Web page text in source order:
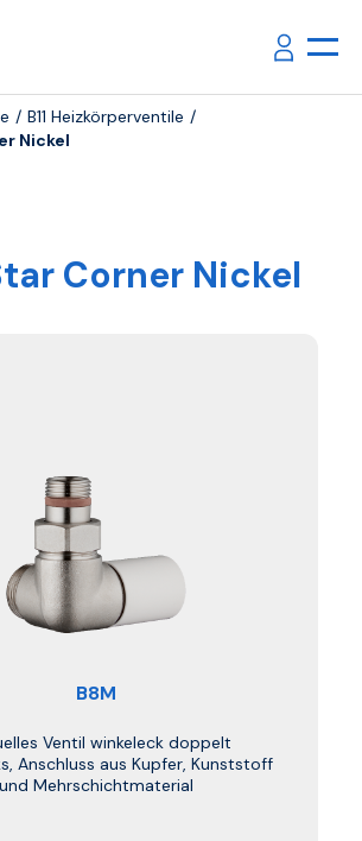
B11 Heizkörperventile
Nickel
Corner Nickel
B8M
Ventil winkeleck doppelt
Anschluss aus Kupfer, Kunststoff
und Mehrschichtmaterial